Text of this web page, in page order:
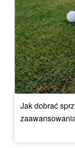
Jak dobrać